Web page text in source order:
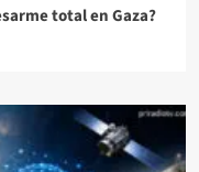
total en Gaza?